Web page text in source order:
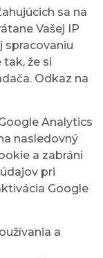
sa na
Vašej IP
spracovaniu
že si
Odkaz na
Analytics
nasledovný
a zabráni
pri
Google
a